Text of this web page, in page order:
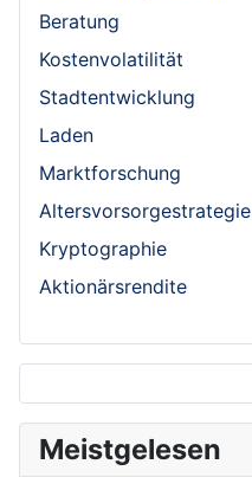
Beratung
Kostenvolatilität
Stadtentwicklung
Laden
Marktforschung
Altersvorsorgestrategie
Kryptographie
Aktionärsrendite
Meistgelesen